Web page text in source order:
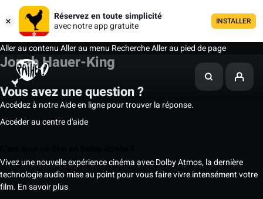
Réservez en toute simplicité
avec notre app gratuite
INSTALLER
Aller au contenuAller au menu RechercheAller au pied de page
Jonah Hauer-King
Vous avez une question ?
Accédez à notre Aide en ligne pour trouver la réponse.
Accéder au centre d'aide
Vivez une nouvelle expérience cinéma avec Dolby Atmos, la dernière
technologie audio mise au point pour vous faire vivre intensément votre
film. En savoir plus